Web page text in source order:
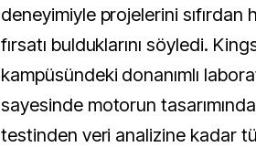
deneyimiyle projelerini sıfırdan
fırsatı bulduklarını söyledi.
kampüsündeki donanımlı
sayesinde motorun
testinden veri analizine kadar